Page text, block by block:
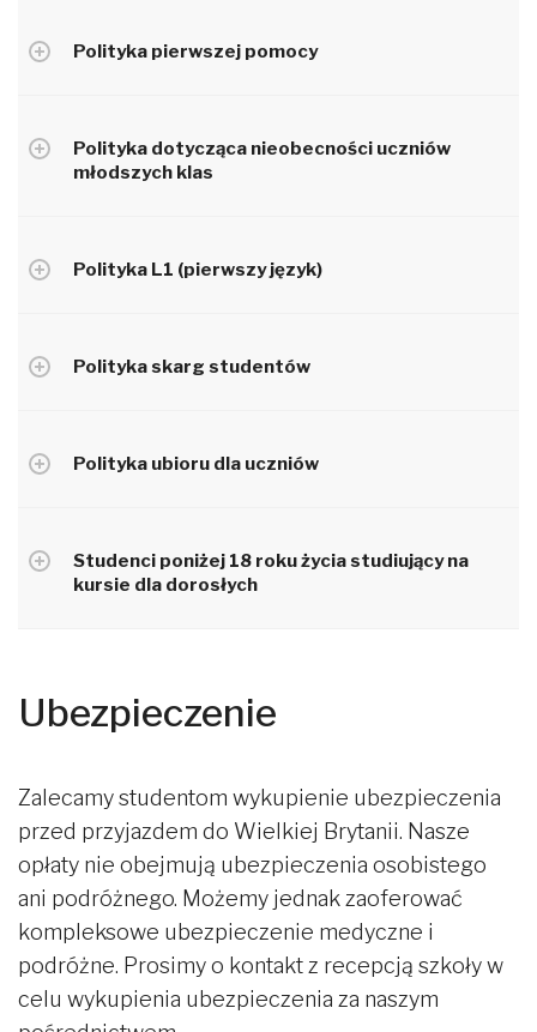
Polityka pierwszej pomocy
Polityka dotycząca nieobecności uczniów
młodszych klas
Polityka L1 (pierwszy język)
Polityka skarg studentów
Polityka ubioru dla uczniów
Studenci poniżej 18 roku życia studiujący na
kursie dla dorosłych
Ubezpieczenie
Zalecamy studentom wykupienie ubezpieczenia
przed przyjazdem do Wielkiej Brytanii. Nasze
opłaty nie obejmują ubezpieczenia osobistego
ani podróżnego. Możemy jednak zaoferować
kompleksowe ubezpieczenie medyczne i
podróżne. Prosimy o kontakt z recepcją szkoły w
celu wykupienia ubezpieczenia za naszym